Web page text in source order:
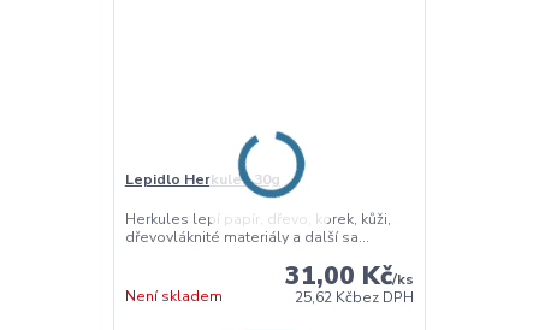
Lepidlo Herkules 30g
Herkules lepí papír, dřevo, korek, kůži,
dřevovláknité materiály a další sa...
31,00 Kč/ks
25,62 Kčbez DPH
Není skladem